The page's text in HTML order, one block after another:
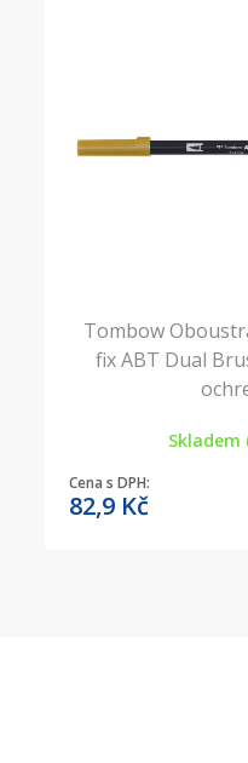
Tombow
fix ABT Dual
Skladem
Cena s DPH:
82,9 Kč